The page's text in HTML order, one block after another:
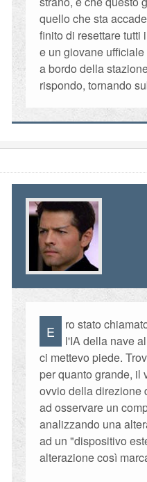
quello che sta
finito di resettare tutti
e un giovane
a bordo della
rispondo, tornando
E
ro stato
l'IA della nave
ci mettevo piede.
per quanto grande, il
ovvio della direzione
ad osservare un
analizzando una
ad un "dispositivo
alterazione così